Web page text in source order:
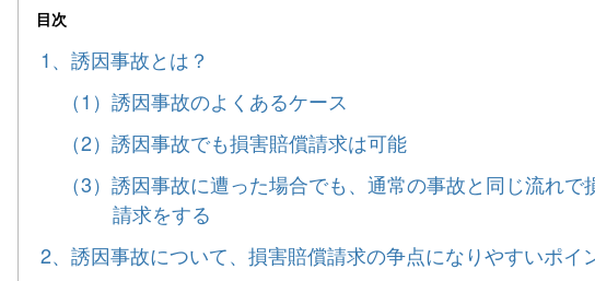
目次
1、誘因事故とは？
（1）誘因事故のよくあるケース
（2）誘因事故でも損害賠償請求は可能
（3）誘因事故に遭った場合でも、通常の事故と同じ流れで
請求をする
2、誘因事故について、損害賠償請求の争点になりやすいポイ